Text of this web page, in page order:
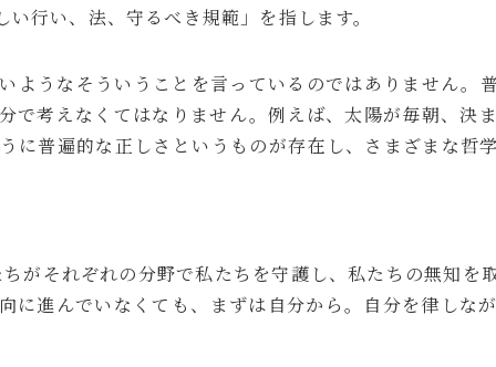
行い、法、守るべき規範」を指します。
うなそういうことを言っているのではありません。
考えなくてはなりません。例えば、太陽が毎朝、決
普遍的な正しさというものが存在し、さまざまな哲
がそれぞれの分野で私たちを守護し、私たちの無知を
進んでいなくても、まずは自分から。自分を律しな